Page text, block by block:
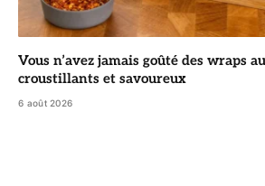
Vous n’avez jamais goûté des wraps
croustillants et savoureux
6 août 2026